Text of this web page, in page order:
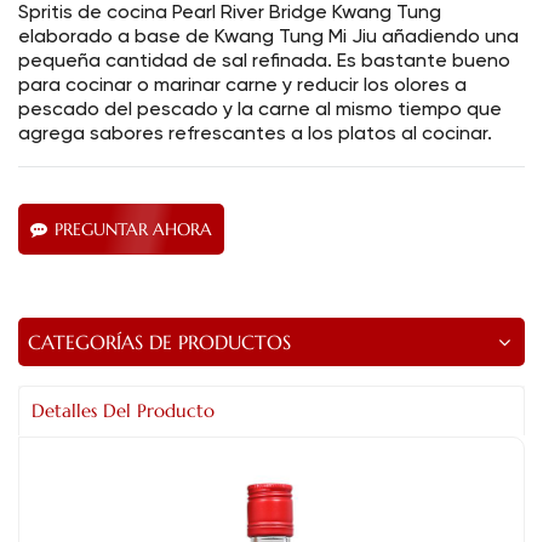
Spritis de cocina Pearl River Bridge Kwang Tung
elaborado a base de Kwang Tung Mi Jiu añadiendo una
pequeña cantidad de sal refinada. Es bastante bueno
para cocinar o marinar carne y reducir los olores a
pescado del pescado y la carne al mismo tiempo que
agrega sabores refrescantes a los platos al cocinar.
PREGUNTAR AHORA
CATEGORÍAS DE PRODUCTOS
Detalles Del Producto